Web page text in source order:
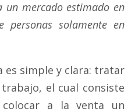
mercado estimado en
solamente en
es simple y clara: tratar
el cual consiste
a la venta un